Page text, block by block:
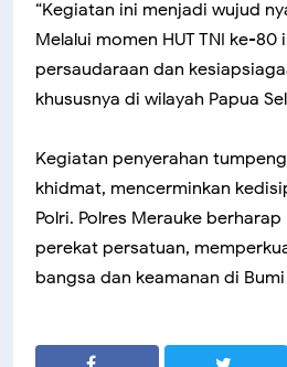
“Kegiatan ini menjadi wujud
Melalui momen HUT TNI ke-
persaudaraan dan
khususnya di wilayah Papua
Kegiatan penyerahan
khidmat, mencerminkan
Polri. Polres Merauke
perekat persatuan,
bangsa dan keamanan di